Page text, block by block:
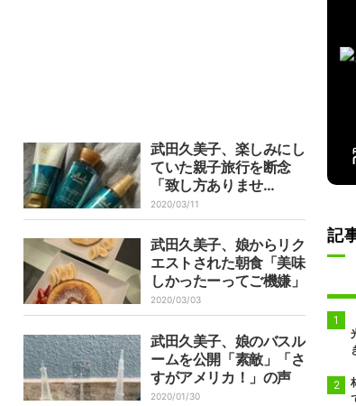
武田久美子、楽しみにし
ていた親子旅行を断念
「致し方ありませ
ん。。」
2020/03/11
武田久美子、娘からリク
エストされた朝食「美味
しかったーってご機嫌」
2020/03/03
武田久美子、娘のバスル
ームを公開「素敵」「さ
すがアメリカ！」の声
2020/01/30
記